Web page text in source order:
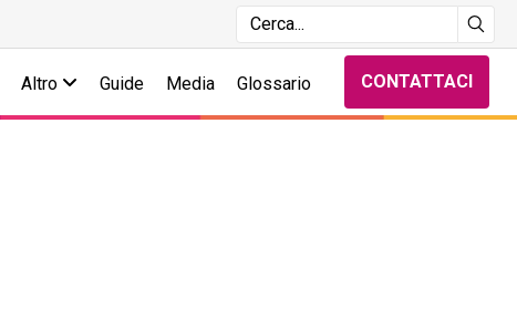
Altro Guide Media Glossario CONTATTACI